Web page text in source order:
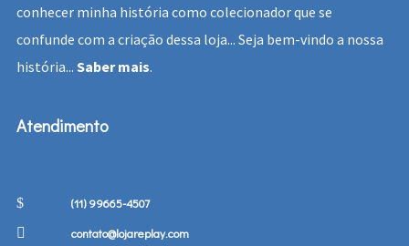
conhecer minha história como colecionador que se
confunde com a criação dessa loja... Seja bem-vindo a nossa
história... Saber mais.
Atendimento
(11) 99665-4507
contato@lojareplay.com